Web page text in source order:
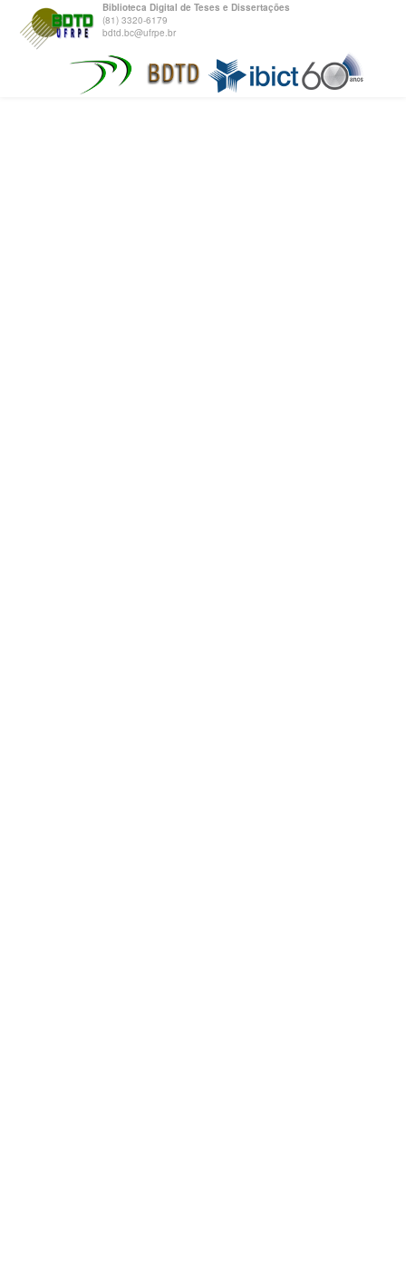
Biblioteca Digital de Teses e Dissertações
(81) 3320-6179
bdtd.bc@ufrpe.br